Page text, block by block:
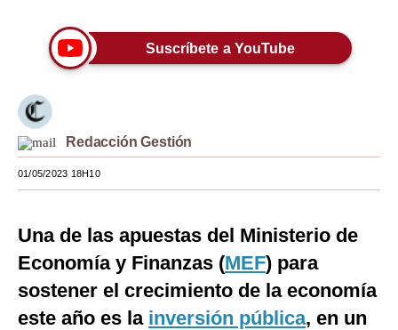
Pregunta de hoy
Tendencias
Lujo
Viajes
Mundo
EEUU
Suscríbete a YouTube
Redacción Gestión
01/05/2023 18H10
Una de las apuestas del Ministerio de
Economía y Finanzas (MEF) para
sostener el crecimiento de la economía
este año es la inversión pública, en un